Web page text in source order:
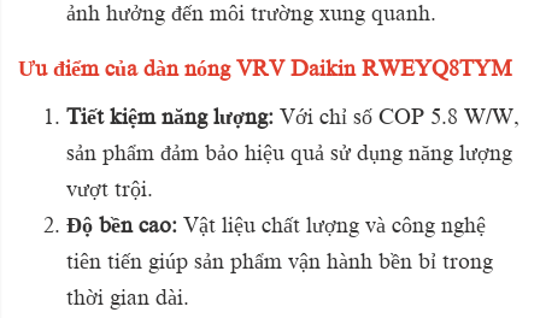
ảnh hưởng đến môi trường xung quanh.
Ưu điểm của dàn nóng VRV Daikin RWEYQ8TYM
Tiết kiệm năng lượng: Với chỉ số COP 5.8 W/W,
sản phẩm đảm bảo hiệu quả sử dụng năng lượng
vượt trội.
Độ bền cao: Vật liệu chất lượng và công nghệ
tiên tiến giúp sản phẩm vận hành bền bỉ trong
thời gian dài.